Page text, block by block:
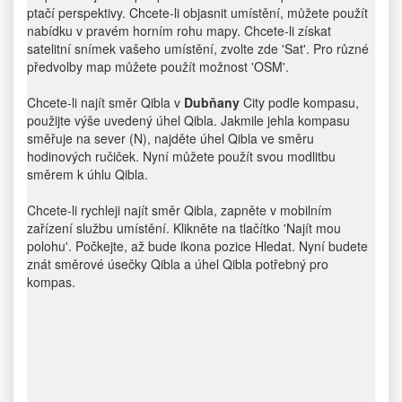
ptačí perspektivy. Chcete-li objasnit umístění, můžete použít
nabídku v pravém horním rohu mapy. Chcete-li získat
satelitní snímek vašeho umístění, zvolte zde 'Sat'. Pro různé
předvolby map můžete použít možnost 'OSM'.
Chcete-li najít směr Qibla v Dubňany City podle kompasu,
použijte výše uvedený úhel Qibla. Jakmile jehla kompasu
směřuje na sever (N), najděte úhel Qibla ve směru
hodinových ručiček. Nyní můžete použít svou modlitbu
směrem k úhlu Qibla.
Chcete-li rychleji najít směr Qibla, zapněte v mobilním
zařízení službu umístění. Klikněte na tlačítko 'Najít mou
polohu'. Počkejte, až bude ikona pozice Hledat. Nyní budete
znát směrové úsečky Qibla a úhel Qibla potřebný pro
kompas.